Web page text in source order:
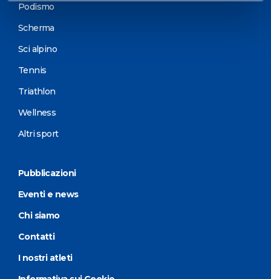
Podismo
Scherma
Sci alpino
Tennis
Triathlon
Wellness
Altri sport
Pubblicazioni
Eventi e news
Chi siamo
Contatti
I nostri atleti